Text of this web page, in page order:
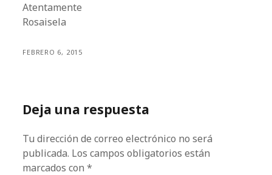
Atentamente
Rosaisela
FEBRERO 6, 2015
Deja una respuesta
Tu dirección de correo electrónico no será
publicada. Los campos obligatorios están
marcados con*